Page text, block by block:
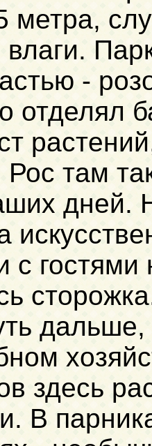
метра,
-
отделял
Рос там
дней.
с
здесь
В